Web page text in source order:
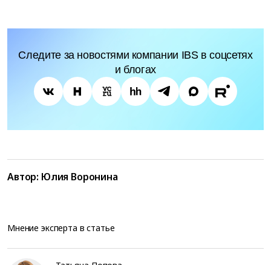
Следите за новостями компании IBS в соцсетях
и блогах
Автор: Юлия Воронина
Мнение эксперта в статье